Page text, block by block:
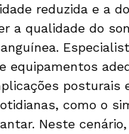
reduzida e a
a qualidade do
equipamentos
posturais
como o
Neste